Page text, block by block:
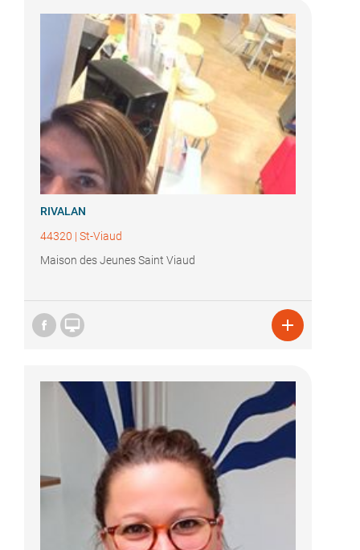
RIVALAN
44320 | St-Viaud
Maison des Jeunes Saint Viaud
 